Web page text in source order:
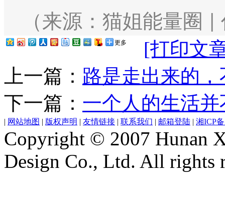
（来源：猫姐能量圈
更多
[打印文
上一篇： 路是走出来的
下一篇： 一个人的生活
| 网站地图 | 版权声明 | 友情链接 | 联系我们 | 邮箱登陆 | 湘ICP
Copyright © 2007 Hunan
Design Co., Ltd. All rights